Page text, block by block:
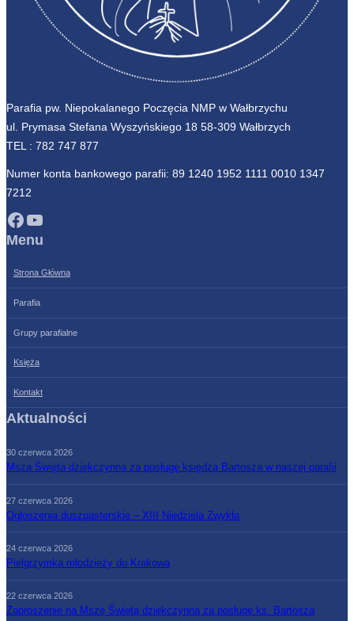
Parafia pw. Niepokalanego Poczęcia NMP w Wałbrzychu
ul. Prymasa Stefana Wyszyńskiego 18 58-309 Wałbrzych
TEL : 782 747 877
Numer konta bankowego parafii: 89 1240 1952 1111 0010 1347
7212
Facebook YouTube
Menu
Strona Główna
Parafia
Grupy parafialne
Księża
Kontakt
Aktualności
30 czerwca 2026
Msza Święta dziękczynna za posługę księdza Bartosza w naszej parafii
27 czerwca 2026
Ogłoszenia duszpasterskie – XIII Niedziela Zwykła
24 czerwca 2026
Pielgrzymka młodzieży do Krakowa
22 czerwca 2026
Zaproszenie na Mszę Świętą dziękczynną za posługę ks. Bartosza